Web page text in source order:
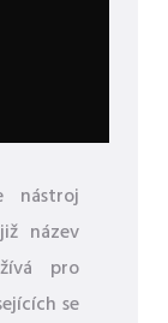
nástroj
název
pro
se